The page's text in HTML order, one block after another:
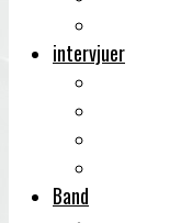
intervjuer
Band